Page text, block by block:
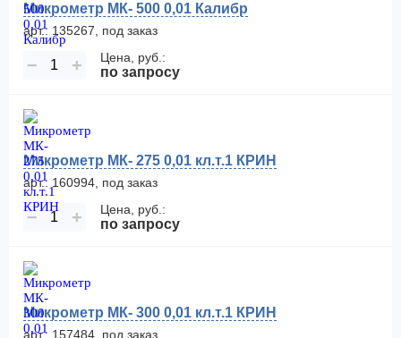
Микрометр МК- 500 0,01 Калибр
арт.: 135267, под заказ
− + Цена, руб.:
по запросу
Микрометр МК- 275 0,01 кл.т.1 КРИН
арт.: 160994, под заказ
− + Цена, руб.:
по запросу
Микрометр МК- 300 0,01 кл.т.1 КРИН
арт.: 157484, под заказ